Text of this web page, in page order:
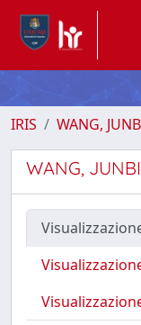
IRIS WANG,
WANG,